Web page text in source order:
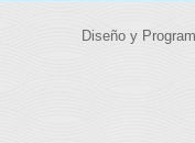
Diseño y